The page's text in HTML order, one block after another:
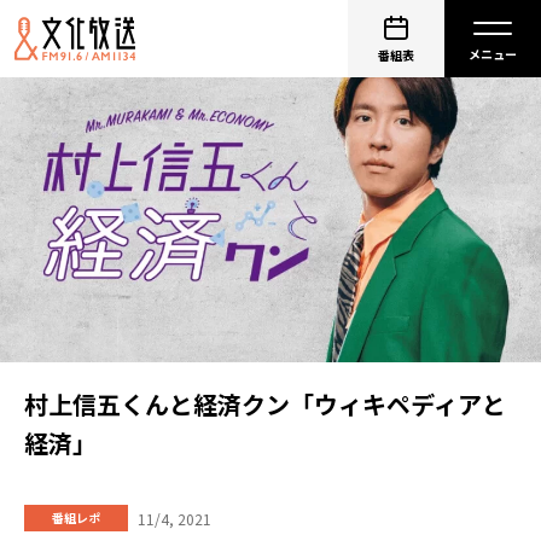
番組表
村上信五くんと経済クン「ウィキペディアと
経済」
番組レポ 11/4, 2021